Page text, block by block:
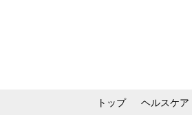
トップ ヘルスケア